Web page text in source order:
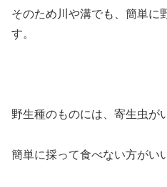
そのため川や溝でも、簡単に
す。
野生種のものには、寄生虫が
簡単に採って食べない方がい